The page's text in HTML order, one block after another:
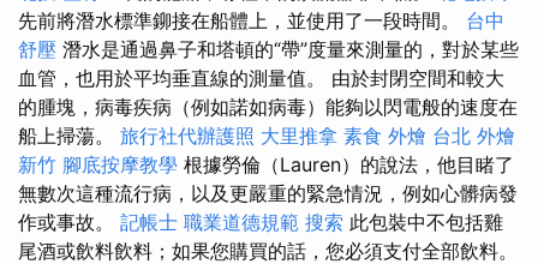
先前將潛水標準鉚接在船體上，並使用了一段時間。 台中
舒壓 潛水是通過鼻子和塔頓的“帶”度量來測量的，對於某些
血管，也用於平均垂直線的測量值。 由於封閉空間和較大
的腫塊，病毒疾病（例如諾如病毒）能夠以閃電般的速度在
船上掃蕩。 旅行社代辦護照 大里推拿 素食 外燴 台北 外燴
新竹 腳底按摩教學 根據勞倫（Lauren）的說法，他目睹了
無數次這種流行病，以及更嚴重的緊急情況，例如心髒病發
作或事故。 記帳士 職業道德規範 搜索 此包裝中不包括雞
尾酒或飲料飲料；如果您購買的話，您必須支付全部飲料。